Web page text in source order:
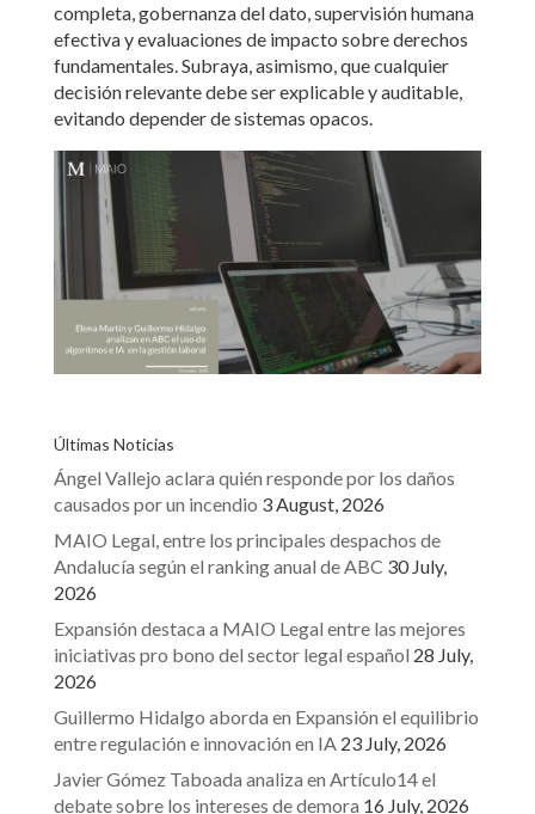
completa, gobernanza del dato, supervisión humana
efectiva y evaluaciones de impacto sobre derechos
fundamentales. Subraya, asimismo, que cualquier
decisión relevante debe ser explicable y auditable,
evitando depender de sistemas opacos.
Últimas Noticias
Ángel Vallejo aclara quién responde por los daños
causados por un incendio 3 August, 2026
MAIO Legal, entre los principales despachos de
Andalucía según el ranking anual de ABC 30 July,
2026
Expansión destaca a MAIO Legal entre las mejores
iniciativas pro bono del sector legal español 28 July,
2026
Guillermo Hidalgo aborda en Expansión el equilibrio
entre regulación e innovación en IA 23 July, 2026
Javier Gómez Taboada analiza en Artículo14 el
debate sobre los intereses de demora 16 July, 2026